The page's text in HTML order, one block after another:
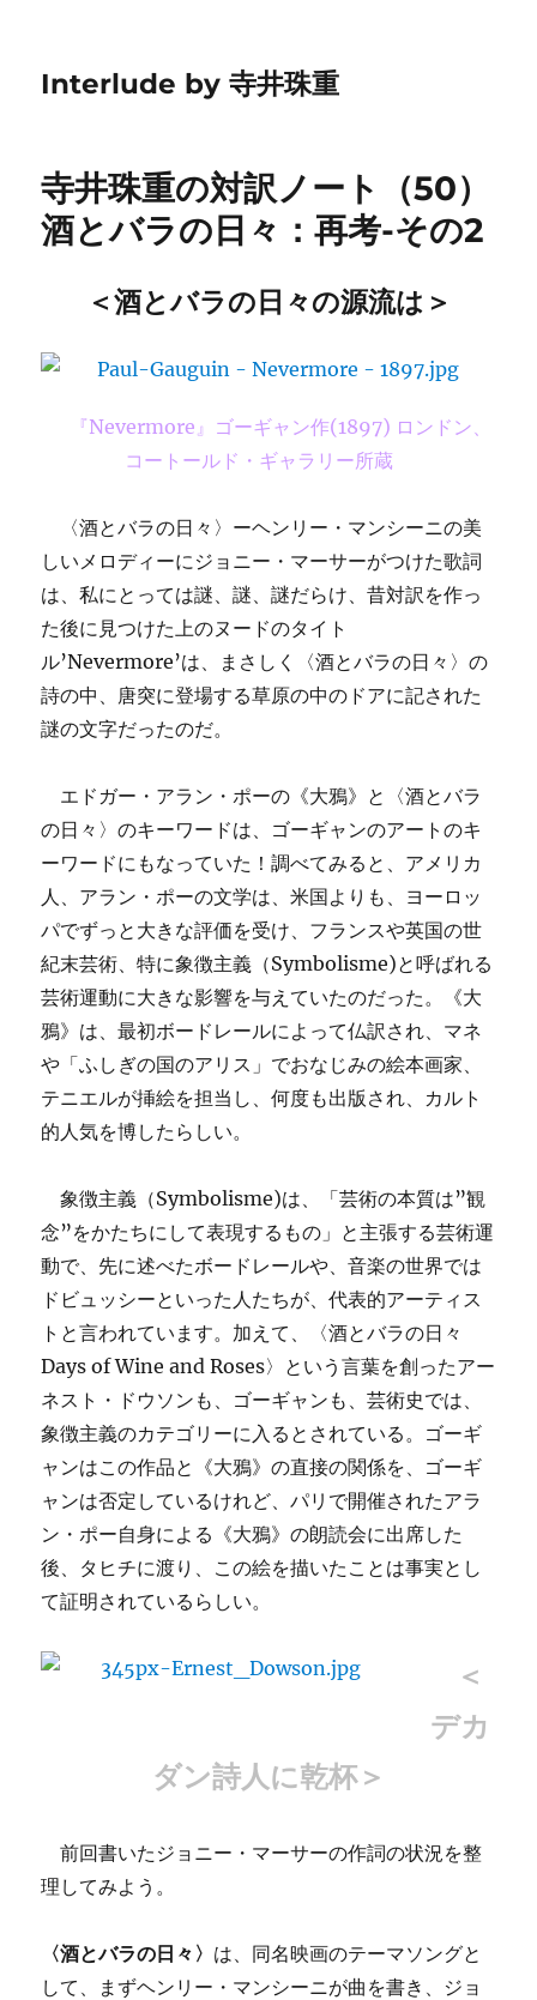
Interlude by 寺井珠重
寺井珠重の対訳ノート（50）
酒とバラの日々：再考-その2
＜酒とバラの日々の源流は＞
『Nevermore』ゴーギャン作(1897) ロンドン、
コートールド・ギャラリー所蔵
〈酒とバラの日々〉ーヘンリー・マンシーニの美
しいメロディーにジョニー・マーサーがつけた歌詞
は、私にとっては謎、謎、謎だらけ、昔対訳を作っ
た後に見つけた上のヌードのタイト
ル’Nevermore’は、まさしく〈酒とバラの日々〉の
詩の中、唐突に登場する草原の中のドアに記された
謎の文字だったのだ。
エドガー・アラン・ポーの《大鴉》と〈酒とバラ
の日々〉のキーワードは、ゴーギャンのアートのキ
ーワードにもなっていた！調べてみると、アメリカ
人、アラン・ポーの文学は、米国よりも、ヨーロッ
パでずっと大きな評価を受け、フランスや英国の世
紀末芸術、特に象徴主義（Symbolisme)と呼ばれる
芸術運動に大きな影響を与えていたのだった。《大
鴉》は、最初ボードレールによって仏訳され、マネ
や「ふしぎの国のアリス」でおなじみの絵本画家、
テニエルが挿絵を担当し、何度も出版され、カルト
的人気を博したらしい。
象徴主義（Symbolisme)は、「芸術の本質は”観
念”をかたちにして表現するもの」と主張する芸術運
動で、先に述べたボードレールや、音楽の世界では
ドビュッシーといった人たちが、代表的アーティス
トと言われています。加えて、〈酒とバラの日々
Days of Wine and Roses〉という言葉を創ったアー
ネスト・ドウソンも、ゴーギャンも、芸術史では、
象徴主義のカテゴリーに入るとされている。ゴーギ
ャンはこの作品と《大鴉》の直接の関係を、ゴーギ
ャンは否定しているけれど、パリで開催されたアラ
ン・ポー自身による《大鴉》の朗読会に出席した
後、タヒチに渡り、この絵を描いたことは事実とし
て証明されているらしい。
＜
デカ
ダン詩人に乾杯＞
前回書いたジョニー・マーサーの作詞の状況を整
理してみよう。
〈酒とバラの日々〉 は、同名映画のテーマソングと
して、まずヘンリー・マンシーニが曲を書き、ジョ